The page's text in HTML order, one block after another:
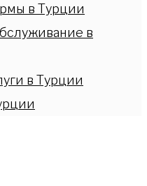
в Турции
в
в Турции